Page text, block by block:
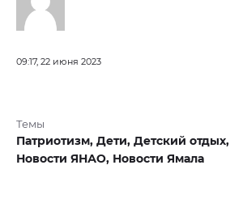
09:17, 22 июня 2023
Темы
Патриотизм, Дети, Детский отдых,
Новости ЯНАО, Новости Ямала